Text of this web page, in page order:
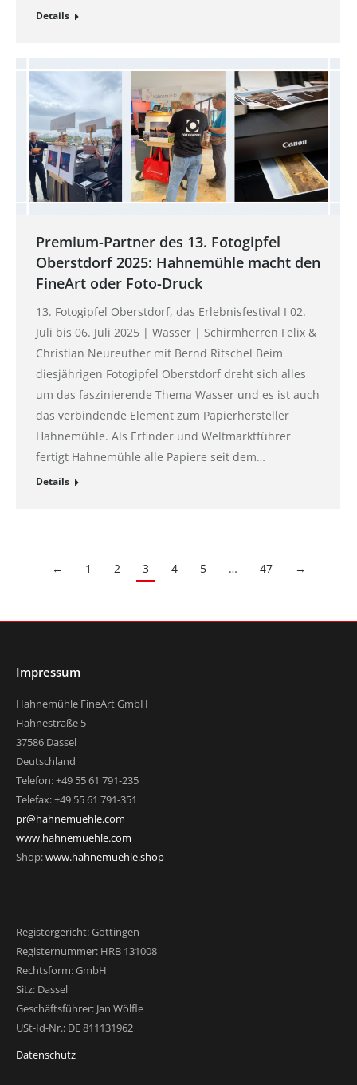
Details
Premium-Partner des 13. Fotogipfel
Oberstdorf 2025: Hahnemühle macht den
FineArt oder Foto-Druck
13. Fotogipfel Oberstdorf, das Erlebnisfestival I 02.
Juli bis 06. Juli 2025 | Wasser | Schirmherren Felix &
Christian Neureuther mit Bernd Ritschel Beim
diesjährigen Fotogipfel Oberstdorf dreht sich alles
um das faszinierende Thema Wasser und es ist auch
das verbindende Element zum Papierhersteller
Hahnemühle. Als Erfinder und Weltmarktführer
fertigt Hahnemühle alle Papiere seit dem…
Details
← 1 2 3 4 5 … 47 →
Impressum
Hahnemühle FineArt GmbH
Hahnestraße 5
37586 Dassel
Deutschland
Telefon: +49 55 61 791-235
Telefax: +49 55 61 791-351
pr@hahnemuehle.com
www.hahnemuehle.com
Shop:www.hahnemuehle.shop
Registergericht: Göttingen
Registernummer: HRB 131008
Rechtsform: GmbH
Sitz: Dassel
Geschäftsführer: Jan Wölfle
USt-Id-Nr.: DE 811131962
Datenschutz